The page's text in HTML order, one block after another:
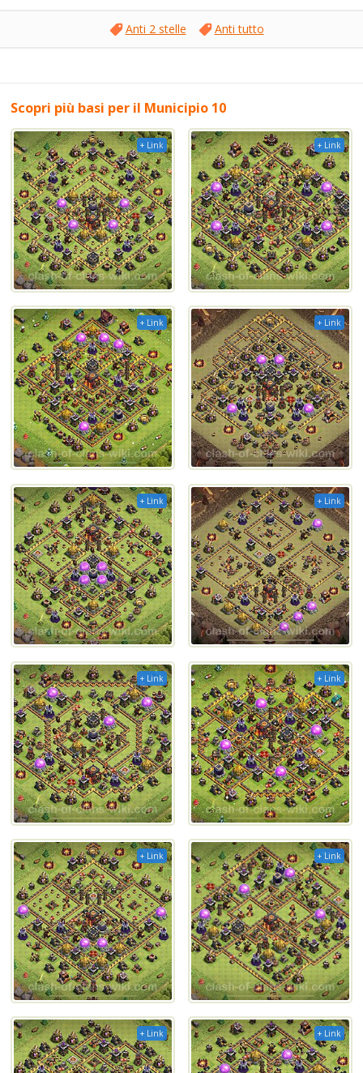
Anti 2 stelle Anti tutto
Scopri più basi per il Municipio 10
+ Link + Link
+ Link + Link
+ Link + Link
+ Link + Link
+ Link + Link
+ Link + Link